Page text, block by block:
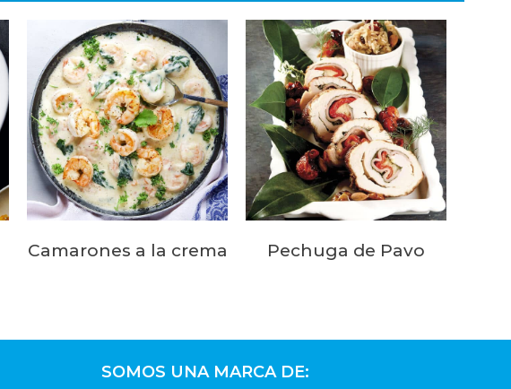
Camarones a la crema Pechuga de Pavo
SOMOS UNA MARCA DE: